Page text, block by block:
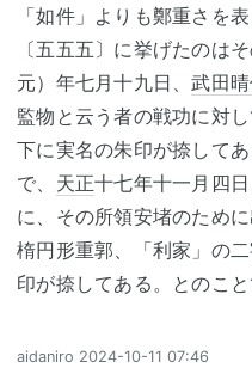
「如件」よりも鄭重さを
〔五五五〕に挙げたのは
元）年七月十九日、武田
監物と云う者の戦功に対
下に実名の朱印が捺して
で、 天正十七年十一月四
に、その所領安堵のため
楕円形重郭、「利家」の
印が捺してある。とのこと
aidaniro 2024-10-11 07:46